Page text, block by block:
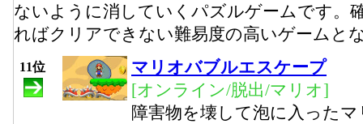
ないように消していくパズルゲームです。
ればクリアできない難易度の高いゲームと
11位
マリオバブルエスケープ
[オンライン/脱出/マリオ]
障害物を壊して泡に入った